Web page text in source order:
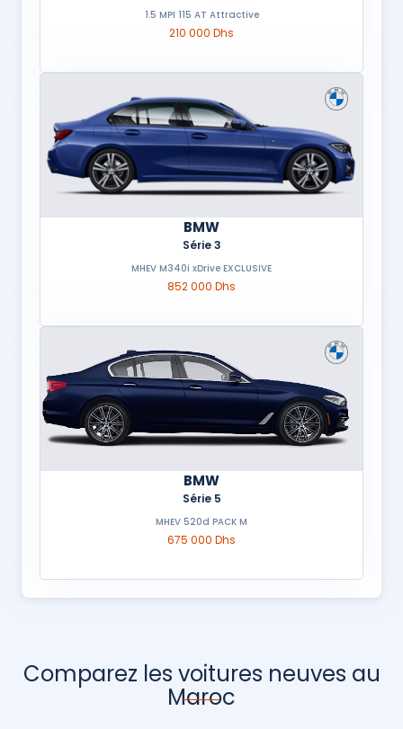
1.5 MPI 115 AT Attractive
210 000 Dhs
BMW
Série 3
MHEV M340i xDrive EXCLUSIVE
852 000 Dhs
BMW
Série 5
MHEV 520d PACK M
675 000 Dhs
Comparez les voitures neuves au
Maroc